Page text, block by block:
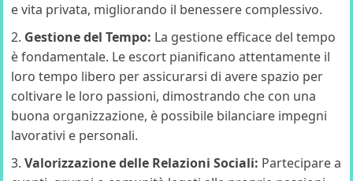
e vita privata, migliorando il benessere complessivo.
Gestione del Tempo: La gestione efficace del tempo
è fondamentale. Le escort pianificano attentamente il
loro tempo libero per assicurarsi di avere spazio per
coltivare le loro passioni, dimostrando che con una
buona organizzazione, è possibile bilanciare impegni
lavorativi e personali.
Valorizzazione delle Relazioni Sociali: Partecipare a